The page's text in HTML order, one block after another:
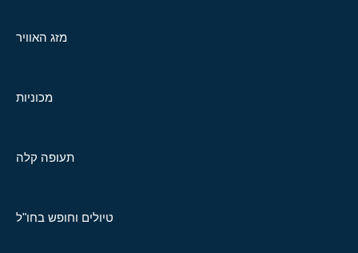
מזג האוויר
מכוניות
תעופה קלה
טיולים וחופש בחו"ל